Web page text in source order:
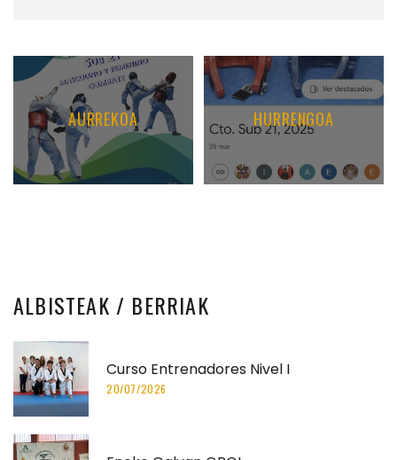
AURREKOA HURRENGOA
ALBISTEAK / BERRIAK
Curso Entrenadores Nivel I
20/07/2026